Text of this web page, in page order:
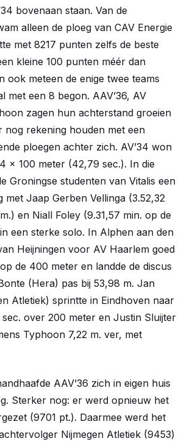
bovenaan staan. Van de
alleen de ploeg van CAV Energie
met 8217 punten zelfs de beste
kleine 100 punten méér dan
ook meteen de enige twee teams
met een 8 begon. AAV’36, AV
zagen hun achterstand groeien
nog rekening houden met een
ploegen achter zich. AV’34 won
x 100 meter (42,79 sec.). In die
Groningse studenten van Vitalis een
met Jaap Gerben Vellinga (3.52,32
en Niall Foley (9.31,57 min. op de
een sterke solo. In Alphen aan den
Heijningen voor AV Haarlem goed
de 400 meter en landde de discus
(Hera) pas bij 53,98 m. Jan
Atletiek) sprintte in Eindhoven naar
over 200 meter en Justin Sluijter
Typhoon 7,22 m. ver, met
AAV’36 zich in eigen huis
Sterker nog: er werd opnieuw het
(9701 pt.). Daarmee werd het
Nijmegen Atletiek (9453)